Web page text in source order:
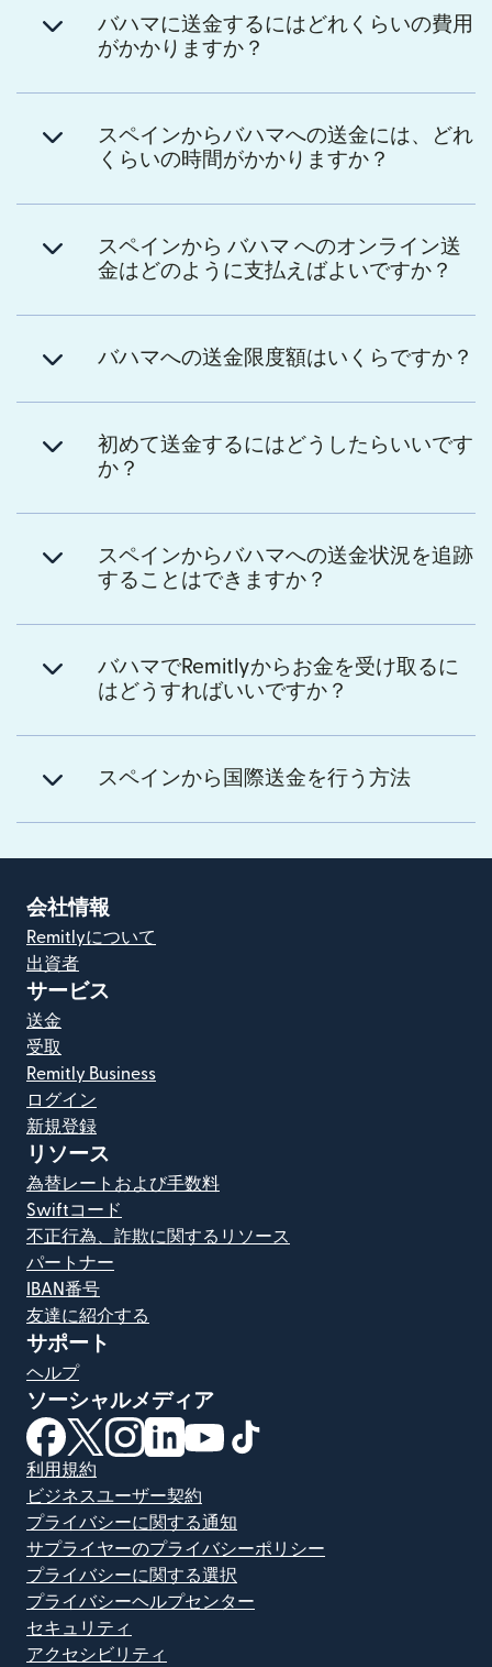
バハマに送金するにはどれくらいの費用
がかかりますか？
スペインからバハマへの送金には、どれ
くらいの時間がかかりますか？
スペインから バハマ へのオンライン送
金はどのように支払えばよいですか？
バハマへの送金限度額はいくらですか？
初めて送金するにはどうしたらいいです
か？
スペインからバハマへの送金状況を追跡
することはできますか？
バハマでRemitlyからお金を受け取るに
はどうすればいいですか？
スペインから国際送金を行う方法
会社情報
Remitlyについて
出資者
サービス
送金
受取
Remitly Business
ログイン
新規登録
リソース
為替レートおよび手数料
Swiftコード
不正行為、詐欺に関するリソース
パートナー
IBAN番号
友達に紹介する
サポート
ヘルプ
ソーシャルメディア
（別ウィンドウで開きます）
（別ウィンドウで開きます）
（別ウィンドウで開きます）
（別ウィンドウで開きます）
（別ウィンドウで開きます）
利用規約
ビジネスユーザー契約
プライバシーに関する通知
サプライヤーのプライバシーポリシー
プライバシーに関する選択
プライバシーヘルプセンター
セキュリティ
アクセシビリティ